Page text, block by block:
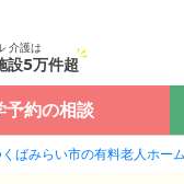
介護は
設5万件超
予約の相談
ばみらい市の有料老人ホー